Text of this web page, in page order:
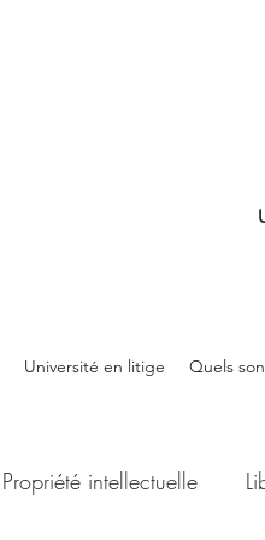
Université en litige Quels
Propriété intellectuelle